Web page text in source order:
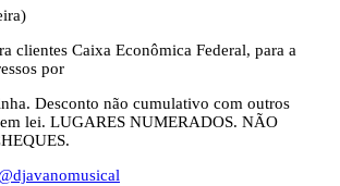
clientes Caixa Econômica Federal, para a
por
Desconto não cumulativo com outros
lei. LUGARES NUMERADOS. NÃO